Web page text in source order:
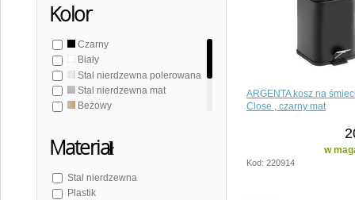
Kolor
Czarny
Biały
Stal nierdzewna polerowana
Stal nierdzewna mat
Beżowy
Materiał
Stal nierdzewna
Plastik
ARGENTA kosz na
Close , czarny mat
w
Kod: 220914